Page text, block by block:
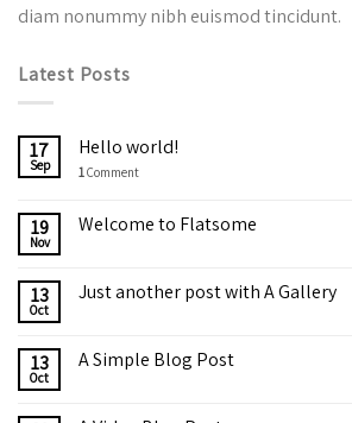
diam nonummy nibh euismod tincidunt.
Latest Posts
17
Sep
Hello world!
1Comment
19
Nov
Welcome to Flatsome
13
Oct
Just another post with A Gallery
13
Oct
A Simple Blog Post